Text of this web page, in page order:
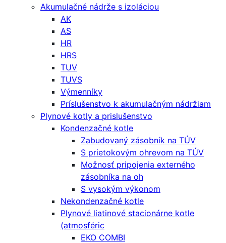
Akumulačné nádrže s izoláciou
AK
AS
HR
HRS
TUV
TUVS
Výmenníky
Príslušenstvo k akumulačným nádržiam
Plynové kotly a prislušenstvo
Kondenzačné kotle
Zabudovaný zásobník na TÚV
S prietokovým ohrevom na TÚV
Možnosť pripojenia externého
zásobníka na oh
S vysokým výkonom
Nekondenzačné kotle
Plynové liatinové stacionárne kotle
(atmosféric
EKO COMBI